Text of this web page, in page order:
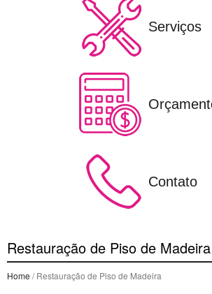
Serviços
Contato
Restauração de Piso de Madeira
Home / Restauração de Piso de Madeira